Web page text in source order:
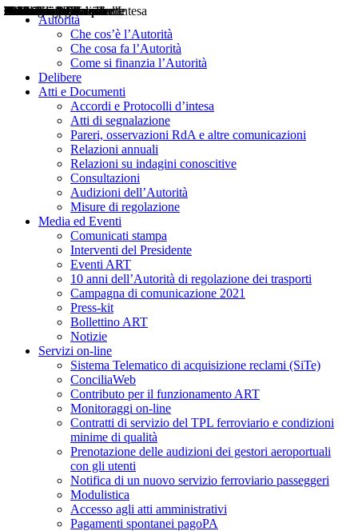
Autorità
Che cos’è l’Autorità
Che cosa fa l’Autorità
Come si finanzia l’Autorità
Delibere
Atti e Documenti
Accordi e Protocolli d’intesa
Atti di segnalazione
Pareri, osservazioni RdA e altre comunicazioni
Relazioni annuali
Relazioni su indagini conoscitive
Consultazioni
Audizioni dell’Autorità
Misure di regolazione
Media ed Eventi
Comunicati stampa
Interventi del Presidente
Eventi ART
10 anni dell’Autorità di regolazione dei trasporti
Campagna di comunicazione 2021
Press-kit
Bollettino ART
Notizie
Servizi on-line
Sistema Telematico di acquisizione reclami (SiTe)
ConciliaWeb
Contributo per il funzionamento ART
Monitoraggi on-line
Contratti di servizio del TPL ferroviario e condizioni
minime di qualità
Prenotazione delle audizioni dei gestori aeroportuali
con gli utenti
Notifica di un nuovo servizio ferroviario passeggeri
Modulistica
Accesso agli atti amministrativi
Pagamenti spontanei pagoPA
Delibere
Pareri
Consultazioni
Audizioni
Atti di Segnalazione
Accordi e Protocolli d'Intesa
Relazioni annuali
Misure di regolazione
Notizie
Comunicati Stampa
Bollettini ART
Convegni ART
Interviste del Presidente
Articoli in primo piano
Interventi del Presidente
2004
2005
2010
2013
2014
2015
2016
2017
2018
2019
202
2020
2021
2022
2023
2024
2025
2026
Aereo
Marittimo
Terrestre